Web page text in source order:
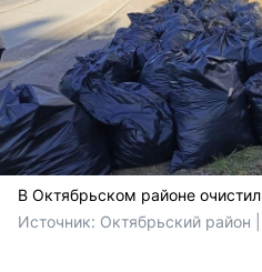
В Октябрьском районе
Источник: Октябрьский район